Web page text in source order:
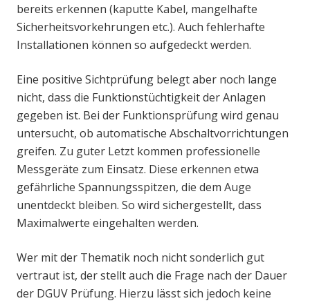
bereits erkennen (kaputte Kabel, mangelhafte
Sicherheitsvorkehrungen etc.). Auch fehlerhafte
Installationen können so aufgedeckt werden.
Eine positive Sichtprüfung belegt aber noch lange
nicht, dass die Funktionstüchtigkeit der Anlagen
gegeben ist. Bei der Funktionsprüfung wird genau
untersucht, ob automatische Abschaltvorrichtungen
greifen. Zu guter Letzt kommen professionelle
Messgeräte zum Einsatz. Diese erkennen etwa
gefährliche Spannungsspitzen, die dem Auge
unentdeckt bleiben. So wird sichergestellt, dass
Maximalwerte eingehalten werden.
Wer mit der Thematik noch nicht sonderlich gut
vertraut ist, der stellt auch die Frage nach der Dauer
der DGUV Prüfung. Hierzu lässt sich jedoch keine